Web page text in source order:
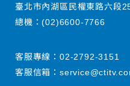
臺北市內湖區民權東路六段
總機：(02)6600-7766
客服專線： 02-2792-3151
客服信箱：